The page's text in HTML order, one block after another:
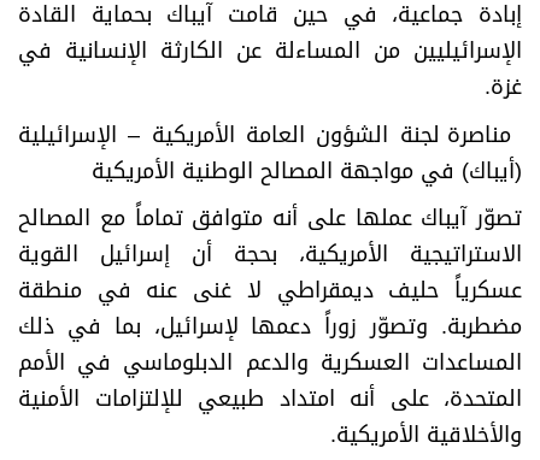
إبادة جماعية، في حين قامت آيباك بحماية القادة
الإسرائيليين من المساءلة عن الكارثة الإنسانية في
غزة.
مناصرة لجنة الشؤون العامة الأمريكية – الإسرائيلية
(أيباك) في مواجهة المصالح الوطنية الأمريكية
تصوّر آيباك عملها على أنه متوافق تماماً مع المصالح
الاستراتيجية الأمريكية، بحجة أن إسرائيل القوية
عسكرياً حليف ديمقراطي لا غنى عنه في منطقة
مضطربة. وتصوّر زوراً دعمها لإسرائيل، بما في ذلك
المساعدات العسكرية والدعم الدبلوماسي في الأمم
المتحدة، على أنه امتداد طبيعي للإلتزامات الأمنية
والأخلاقية الأمريكية.